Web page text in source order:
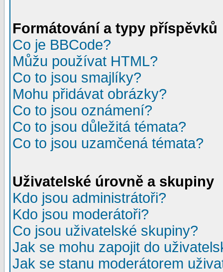
Formátování a typy příspěvků
Co je BBCode?
Můžu používat HTML?
Co to jsou smajlíky?
Mohu přidávat obrázky?
Co to jsou oznámení?
Co to jsou důležitá témata?
Co to jsou uzamčená témata?
Uživatelské úrovně a skupiny
Kdo jsou administrátoři?
Kdo jsou moderátoři?
Co jsou uživatelské skupiny?
Jak se mohu zapojit do
Jak se stanu moderátorem